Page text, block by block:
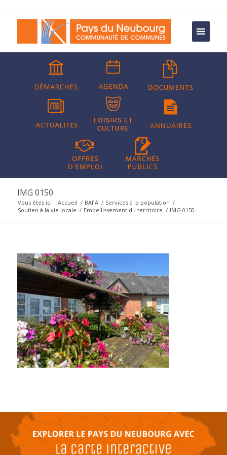
IMG 0150
Vous êtes ici : Accueil / BAFA / Services à la population /
Soutien à la vie locale / Embellissement du territoire / IMG 0150